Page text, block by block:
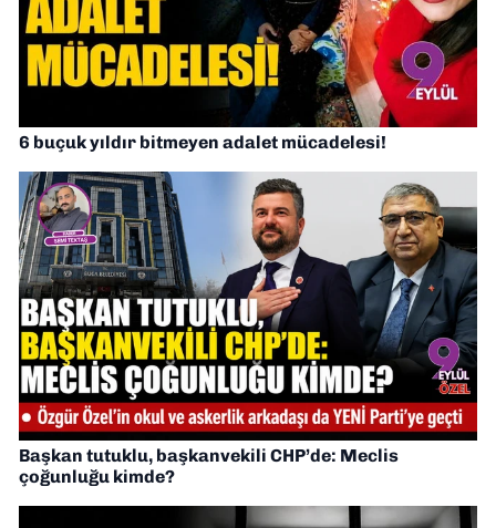
6 buçuk yıldır bitmeyen adalet mücadelesi!
Başkan tutuklu, başkanvekili CHP’de: Meclis
çoğunluğu kimde?